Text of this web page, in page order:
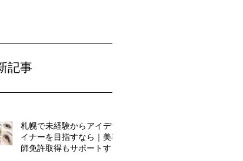
記事
札幌で未経験からアイデザ
イナーを目指すなら｜美容
師免許取得もサポートする